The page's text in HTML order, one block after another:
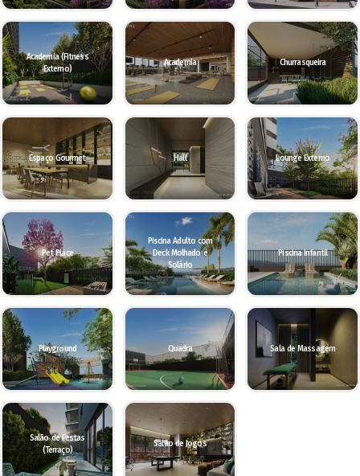
Academia (Fitness
Externo)
Academia Churrasqueira
Espaço Gourmet Hall Lounge Externo
Pet Place
Piscina Adulto com
Deck Molhado e
Solário
Piscina Infantil
Playground Quadra Sala de Massagem
Salão de Festas
(Terraço)
Salão de Jogos